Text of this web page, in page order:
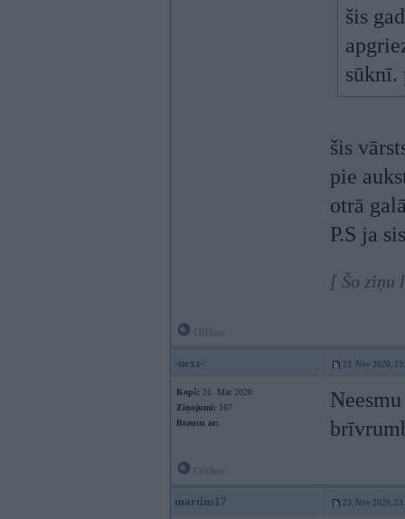
šis
sūknī.
šis
pie
otrā
P.S ja
[ Šo ziņu
-next- 23. Nov 2020,
Kopš: 31. Mar 2020
Ziņojumi: 167
Braucu ar:
martins17 23. Nov 2020,